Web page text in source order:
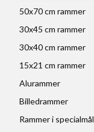
50x70 cm rammer
30x45 cm rammer
30x40 cm rammer
15x21 cm rammer
Alurammer
Billedrammer
Rammer i specialmål